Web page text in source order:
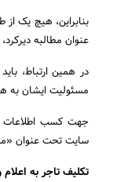
بنابراین، هیچ یک
عنوان مطالبه
در همین ارتباط،
مسئولیت ایشان به
جهت کسب اطلاعات
سایت تحت عنوان
تکلیف تاجر به اعلام